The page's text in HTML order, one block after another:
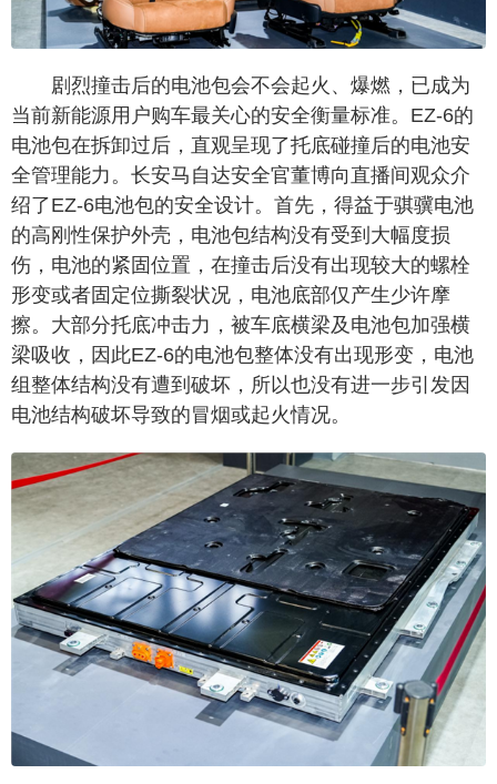
剧烈撞击后的电池包会不会起火、爆燃，已成为
当前新能源用户购车最关心的安全衡量标准。EZ-6的
电池包在拆卸过后，直观呈现了托底碰撞后的电池安
全管理能力。长安马自达安全官董博向直播间观众介
绍了EZ-6电池包的安全设计。首先，得益于骐骥电池
的高刚性保护外壳，电池包结构没有受到大幅度损
伤，电池的紧固位置，在撞击后没有出现较大的螺栓
形变或者固定位撕裂状况，电池底部仅产生少许摩
擦。大部分托底冲击力，被车底横梁及电池包加强横
梁吸收，因此EZ-6的电池包整体没有出现形变，电池
组整体结构没有遭到破坏，所以也没有进一步引发因
电池结构破坏导致的冒烟或起火情况。